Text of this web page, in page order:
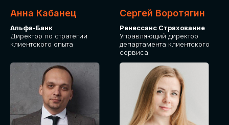
Анна Кабанец
Альфа-Банк
Директор по стратегии
клиентского опыта
Сергей Воротягин
Ренессанс Страхование
Управляющий директор
департамента клиентского
сервиса